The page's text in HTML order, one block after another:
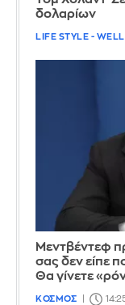
δολαρίων
LIFE STYLE -
Μεντβέντεφ
σας δεν είπε
Θα γίνετε
ΚΟΣΜΟΣ